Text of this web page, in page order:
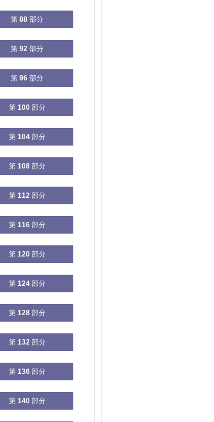
第 88 部分
第 92 部分
第 96 部分
第 100部分
第 104部分
第 108部分
第 112部分
第 116部分
第 120部分
第 124部分
第 128部分
第 132部分
第 136部分
第 140部分